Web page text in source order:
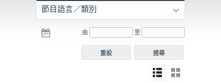
R3
電台 電台
R5
電台
普通
節目語言／類別
由 至
搜尋
重設